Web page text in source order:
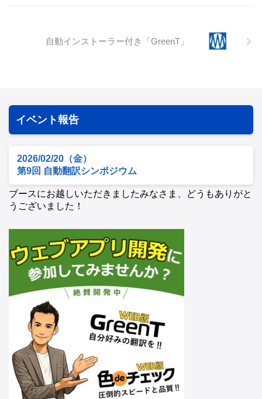
自動インストーラー付き「GreenT」
イベント報告
2026/02/20（金）
第9回 自動翻訳シンポジウム
ブースにお越しいただきましたみなさま、どうもありがと
うございました！